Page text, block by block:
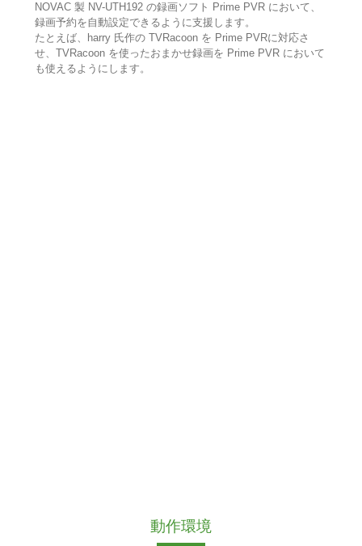
NOVAC 製 NV-UTH192 の録画ソフト Prime PVR において、
録画予約を自動設定できるように支援します。
たとえば、harry 氏作の TVRacoon を Prime PVRに対応さ
せ、TVRacoon を使ったおまかせ録画を Prime PVR において
も使えるようにします。
動作環境